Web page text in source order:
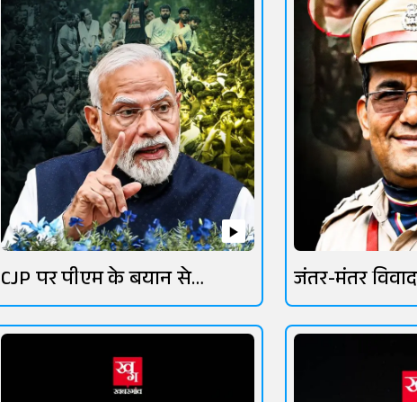
CJP पर पीएम के बयान से
सियासत तेज
जंतर-मंतर
लांबा चर्चा में